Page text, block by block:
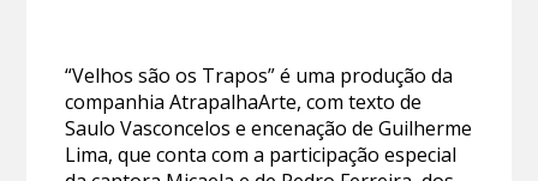
“Velhos são os Trapos” é uma produção da
companhia AtrapalhaArte, com texto de
Saulo Vasconcelos e encenação de Guilherme
Lima, que conta com a participação especial